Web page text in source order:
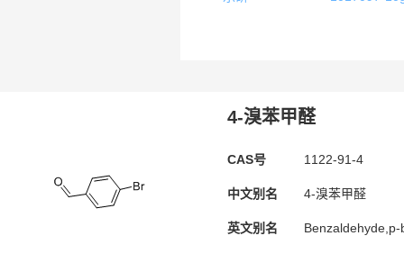
4-溴苯甲醛
CAS号 1122-91-4
中文别名 4-溴苯甲醛
英文别名